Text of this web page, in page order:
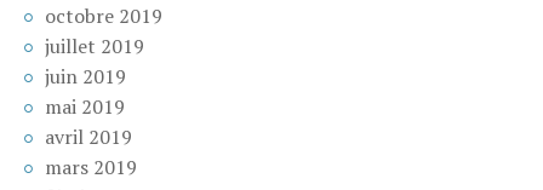
octobre 2019
juillet 2019
juin 2019
mai 2019
avril 2019
mars 2019